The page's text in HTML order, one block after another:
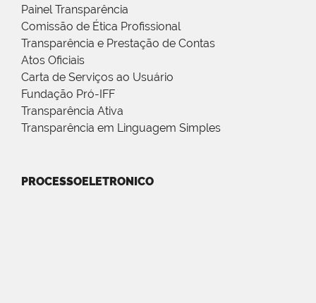
Painel Transparência
Comissão de Ética Profissional
Transparência e Prestação de Contas
Atos Oficiais
Carta de Serviços ao Usuário
Fundação Pró-IFF
Transparência Ativa
Transparência em Linguagem Simples
PROCESSOELETRONICO